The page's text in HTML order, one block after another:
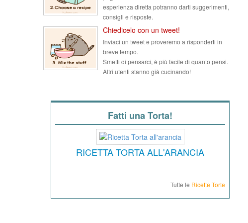
esperienza diretta potranno darti suggerimenti,
consigli e risposte.
Chiedicelo con un tweet!
Inviaci un tweet e proveremo a risponderti in
breve tempo.
Smetti di pensarci, è più facile di quanto pensi.
Altri utenti stanno già cucinando!
Fatti una Torta!
RICETTA TORTA ALL'ARANCIA
Tutte le Ricette Torte